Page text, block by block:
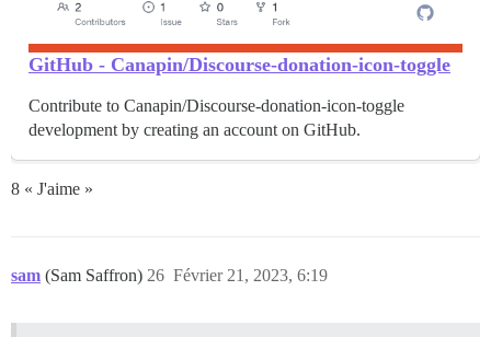
GitHub - Canapin/Discourse-donation-icon-toggle
Contribute to Canapin/Discourse-donation-icon-toggle
development by creating an account on GitHub.
8 « J'aime »
sam (Sam Saffron) Février 21, 2023, 6:19
26